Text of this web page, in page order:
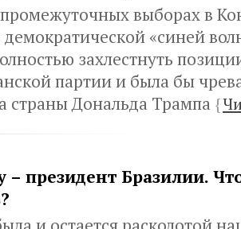
выборах в
«синей
захлестнуть
партии и была бы
страны Дональда Трампа {
– президент Бразилии.